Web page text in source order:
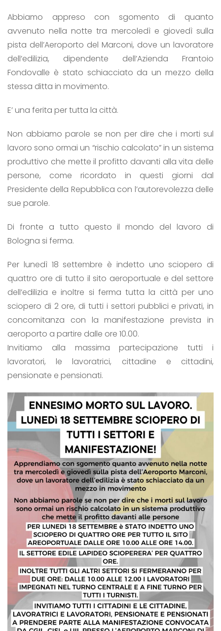
Abbiamo appreso con sgomento di quanto
avvenuto nella notte tra mercoledì e giovedì sulla
pista dell’Aeroporto del Marconi, dove un lavoratore
dell’edilizia, dipendente dell’Azienda Frantoio
Fondovalle è stato schiacciato da un mezzo della
stessa ditta in movimento.
E’ una ferita per tutta la città.
Non abbiamo parole se non per dire che i morti sul
lavoro sono ormai un “rischio calcolato” in un sistema
produttivo che mette il profitto davanti alla vita delle
persone, come ricordato in questi giorni dal
Presidente della Repubblica con l’autorevolezza delle
sue parole.
Di fronte a tutto questo il mondo del lavoro di
Bologna si ferma.
Per lunedì 18 settembre è indetto uno sciopero di
quattro ore di tutto il sito aeroportuale e del settore
dell’edilizia e inoltre si ferma tutta la città per uno
sciopero di 2 ore, di tutti i settori pubblici e privati, in
concomitanza con la manifestazione prevista in
aeroporto a partire dalle ore 10.00.
Invitiamo alla massima partecipazione tutti i
lavoratori, le lavoratrici, cittadine e cittadini,
pensionate e pensionati.